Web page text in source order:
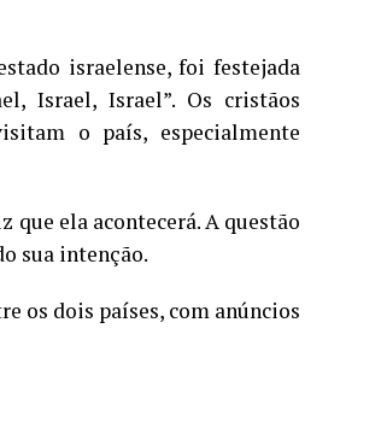
israelense, foi festejada
Israel, Israel”. Os cristãos
o país, especialmente
que ela acontecerá. A questão
sua intenção.
os dois países, com anúncios